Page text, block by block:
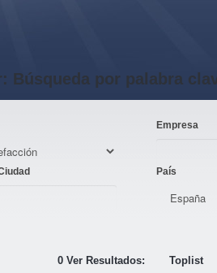
Búsqueda por palabra
Empresa
País
0 Ver Resultados: Toplist